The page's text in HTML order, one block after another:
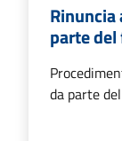
parte
da parte